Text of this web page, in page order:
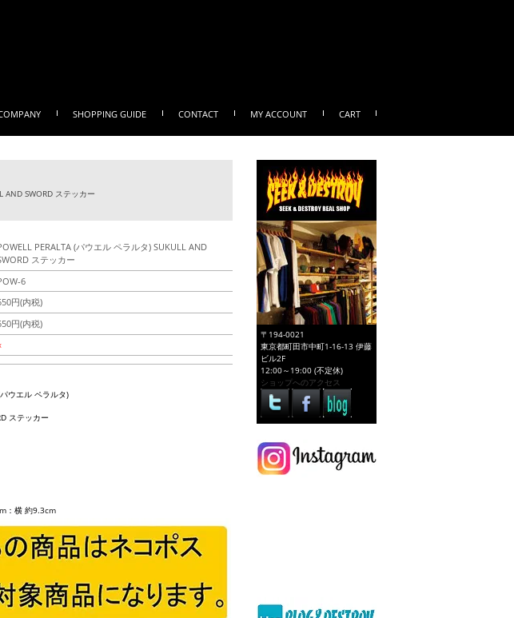
SHOPPING GUIDE CONTACT MY ACCOUNT CART
AND SWORD ステッカー
PERALTA (パウエル ペラルタ) SUKULL AND
ステッカー
6
円(内税)
円(内税)
ウエル ペラルタ)
ステッカー
：横 約9.3cm
〒194-0021
東京都町田市中町1-16-13 伊藤
ビル2F
12:00～19:00 (不定休)
ショップへのアクセス